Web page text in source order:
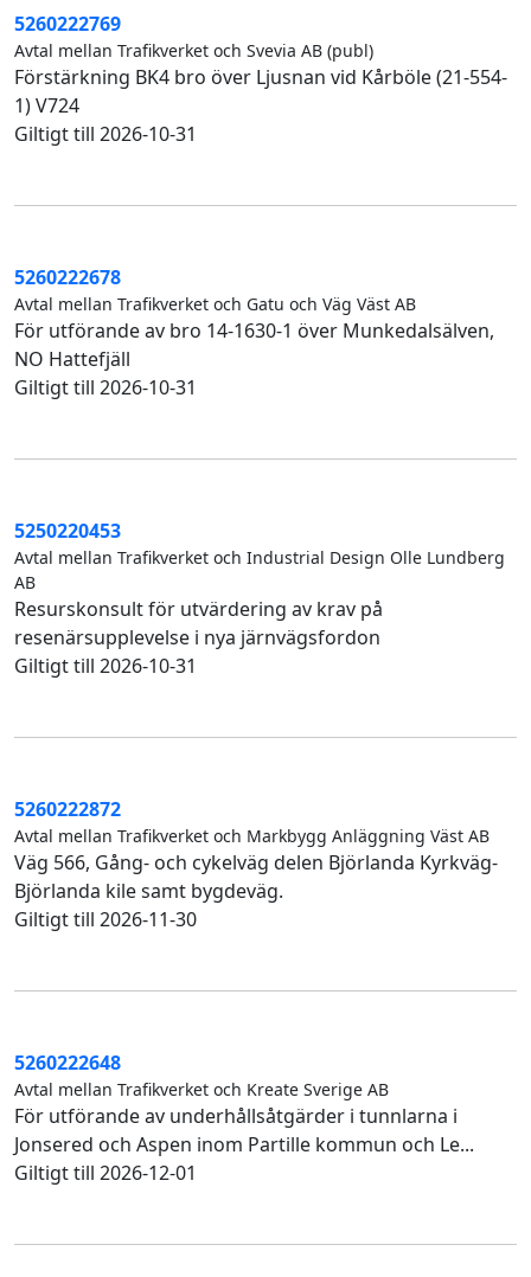
5260222769
Avtal mellan Trafikverket och Svevia AB (publ)
Förstärkning BK4 bro över Ljusnan vid Kårböle (21-554-
1) V724
Giltigt till 2026-10-31
5260222678
Avtal mellan Trafikverket och Gatu och Väg Väst AB
För utförande av bro 14-1630-1 över Munkedalsälven,
NO Hattefjäll
Giltigt till 2026-10-31
5250220453
Avtal mellan Trafikverket och Industrial Design Olle Lundberg
AB
Resurskonsult för utvärdering av krav på
resenärsupplevelse i nya järnvägsfordon
Giltigt till 2026-10-31
5260222872
Avtal mellan Trafikverket och Markbygg Anläggning Väst AB
Väg 566, Gång- och cykelväg delen Björlanda Kyrkväg-
Björlanda kile samt bygdeväg.
Giltigt till 2026-11-30
5260222648
Avtal mellan Trafikverket och Kreate Sverige AB
För utförande av underhållsåtgärder i tunnlarna i
Jonsered och Aspen inom Partille kommun och Le...
Giltigt till 2026-12-01